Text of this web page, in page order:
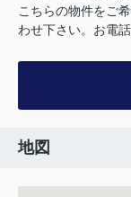
こちらの物件をご
わせ下さい。お電
地図